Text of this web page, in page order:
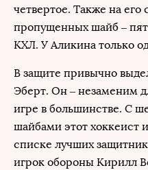
четвертое. Также на его
пропущенных шайб –
КХЛ. У Аликина только
В защите привычно
Эберт. Он – незаменим
игре в большинстве. С
шайбами этот хоккеист
списке лучших
игрок обороны Кирилл